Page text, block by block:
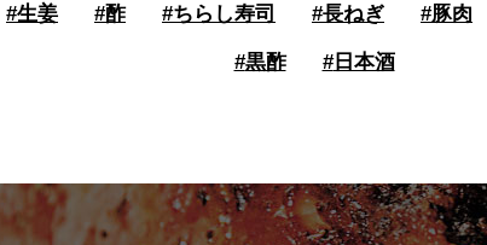
#生姜 #酢 #ちらし寿司 #長ねぎ #豚肉
#黒酢 #日本酒